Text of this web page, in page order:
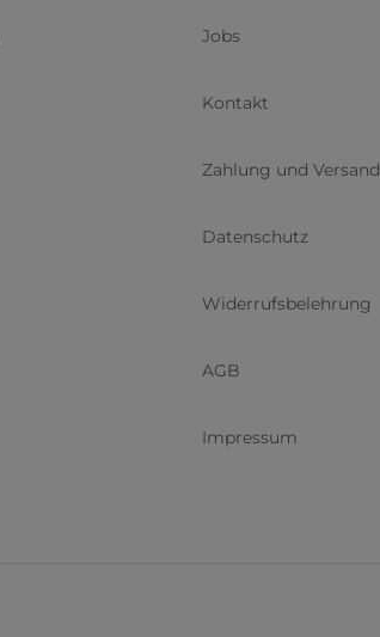
Jobs
Kontakt
Zahlung und Versand
Datenschutz
Widerrufsbelehrung
AGB
Impressum